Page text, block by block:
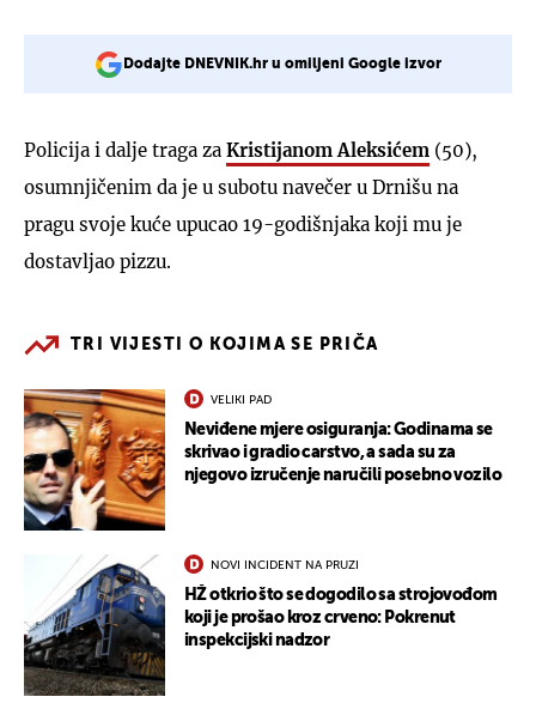
Dodajte DNEVNIK.hr u omiljeni Google izvor
Policija i dalje traga za Kristijanom Aleksićem (50),
osumnjičenim da je u subotu navečer u Drnišu na
pragu svoje kuće upucao 19-godišnjaka koji mu je
dostavljao pizzu.
TRI VIJESTI O KOJIMA SE PRIČA
VELIKI PAD
Neviđene mjere osiguranja: Godinama se
skrivao i gradio carstvo, a sada su za
njegovo izručenje naručili posebno vozilo
NOVI INCIDENT NA PRUZI
HŽ otkrio što se dogodilo sa strojovođom
koji je prošao kroz crveno: Pokrenut
inspekcijski nadzor